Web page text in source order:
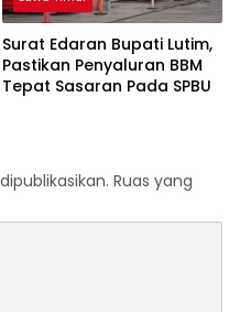
Surat Edaran Bupati Lutim,
Pastikan Penyaluran BBM
Tepat Sasaran Pada SPBU
Ruas yang